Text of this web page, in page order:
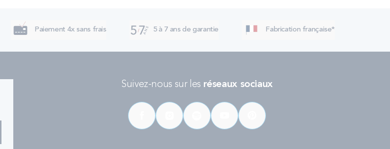
Paiement 4x sans frais 5 à 7 ans de garantie Fabrication française*
Suivez-nous sur les réseaux sociaux